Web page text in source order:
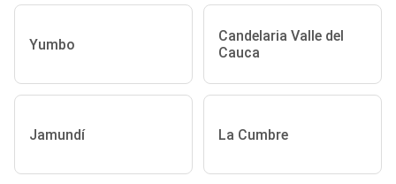
Yumbo
Candelaria Valle del
Cauca
Jamundí La Cumbre